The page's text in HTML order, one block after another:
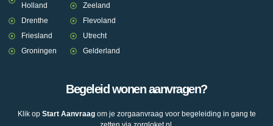
Holland
Drenthe
Friesland
Groningen
Zeeland
Flevoland
Utrecht
Gelderland
Begeleid wonen aanvragen?
Klik op Start Aanvraagom je zorgaanvraag voor begeleiding in gang te